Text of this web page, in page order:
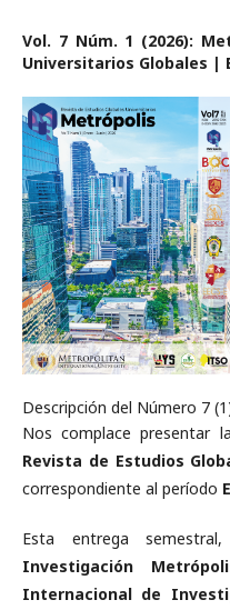
Vol. 7 Núm. 1 (2026):
Universitarios Globales |
Descripción del Número 7
Nos complace presentar la
Revista de Estudios
correspondiente al período
Esta entrega
Investigación
Internacional de